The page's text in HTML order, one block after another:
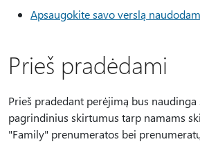
Apsaugokite savo verslą
Prieš pradėdami
Prieš pradedant perėjimą bus
pagrindinius skirtumus tarp namams
"Family" prenumeratos bei